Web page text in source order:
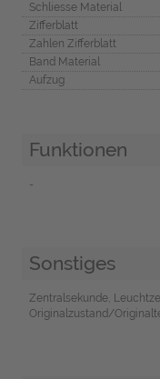
Schliesse Material
Zifferblatt
Zahlen Zifferblatt
Band Material
Aufzug
Funktionen
-
Sonstiges
Zentralsekunde,
Originalzustand/